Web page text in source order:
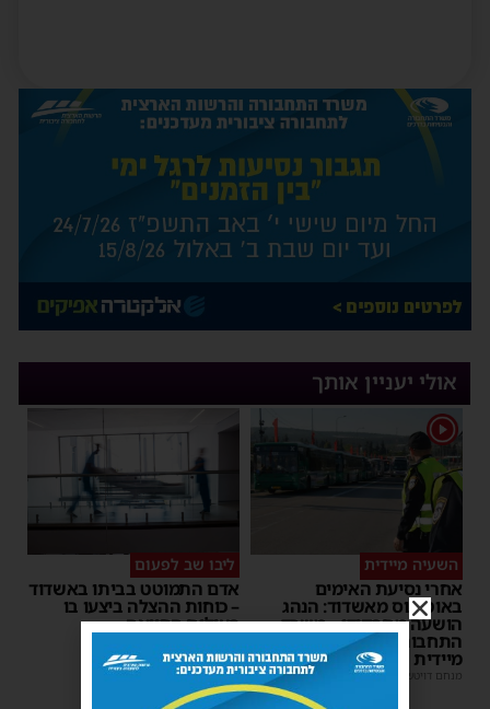
אולי יעניין אותך
1
השעיה מיידית
אחרי נסיעת האימים
באוטובוס מאשדוד: הנהג
הושעה מתפקידו – משרד
התחבורה הורה על בדיקה
מיידית
מנחם דויטש 17:44
ליבו שב לפעום
אדם התמוטט בביתו באשדוד
– כוחות ההצלה ביצעו בו
פעולות החייאה